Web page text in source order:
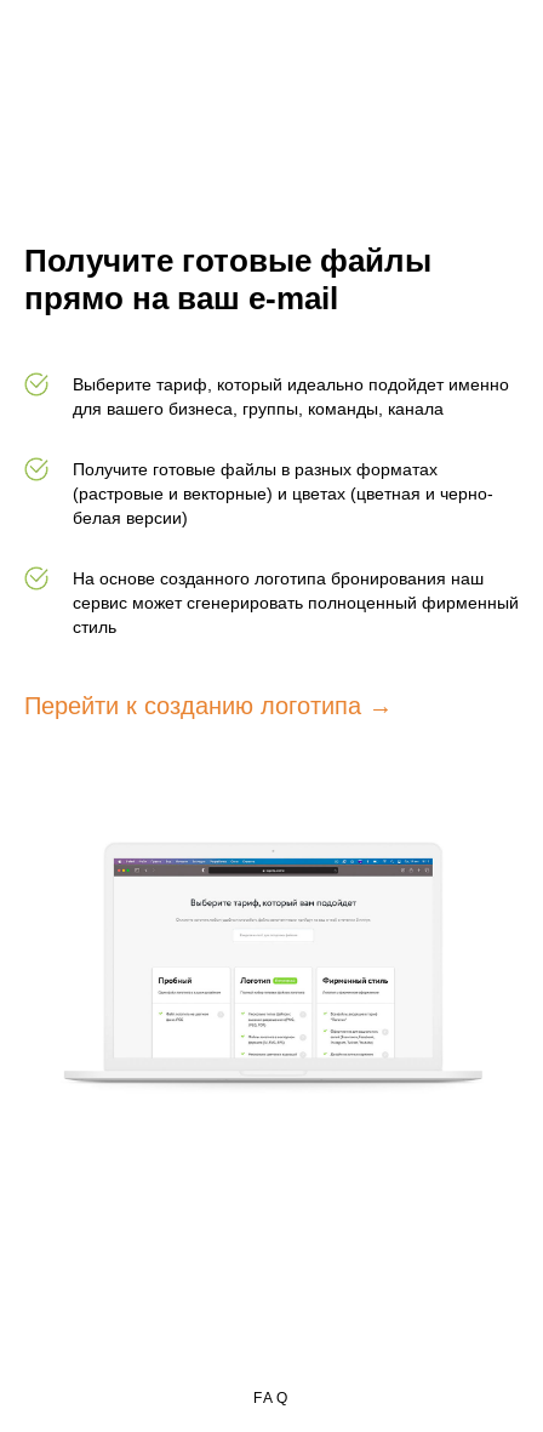
Получите готовые файлы
прямо на ваш e-mail
Выберите тариф, который идеально подойдет именно
для вашего бизнеса, группы, команды, канала
Получите готовые файлы в разных форматах
(растровые и векторные) и цветах (цветная и черно-
белая версии)
На основе созданного логотипа бронирования наш
сервис может сгенерировать полноценный фирменный
стиль
Перейти к созданию логотипа
FAQ